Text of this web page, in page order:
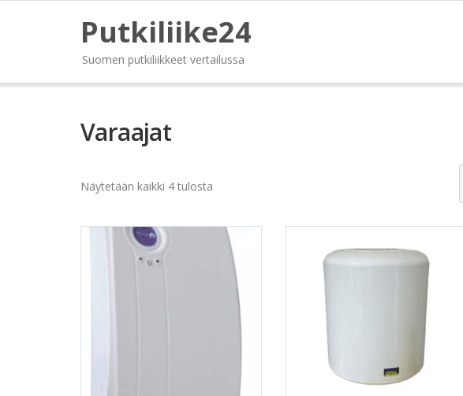
Putkiliike24
Suomen putkiliikkeet vertailussa
Varaajat
Näytetään kaikki 4 tulosta